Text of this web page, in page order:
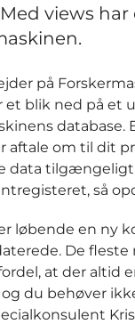
views
på
et blik ned på et
aftale om til dit
data tilgængeligt
så
løbende en ny
De
at der altid
du behøver